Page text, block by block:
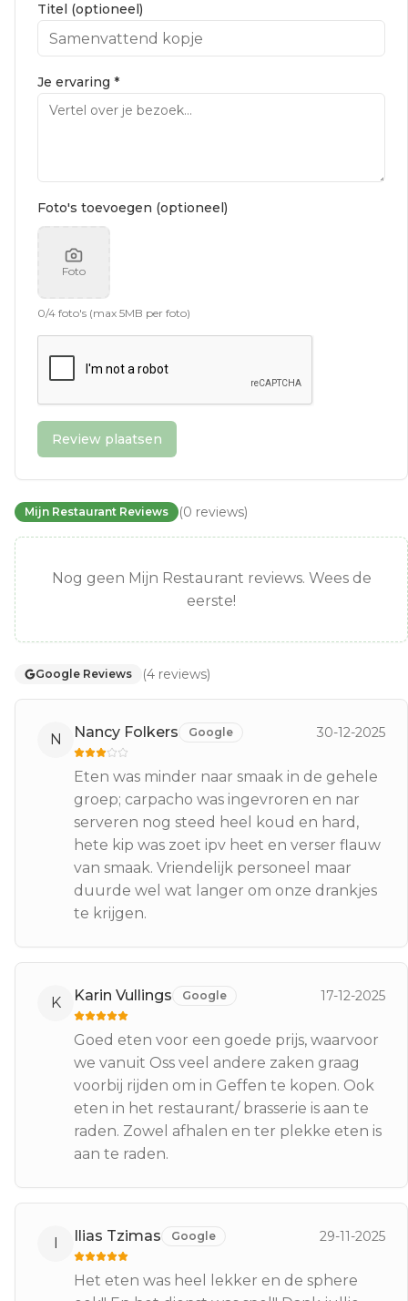
Titel (optioneel)
Je ervaring *
Foto's toevoegen (optioneel)
Foto
0/4 foto's (max 5MB per foto)
Review plaatsen
Mijn Restaurant Reviews (0 reviews)
Nog geen Mijn Restaurant reviews. Wees de
eerste!
Google Reviews (4 reviews)
N Nancy Folkers Google 30-12-2025
Eten was minder naar smaak in de gehele
groep; carpacho was ingevroren en nar
serveren nog steed heel koud en hard,
hete kip was zoet ipv heet en verser flauw
van smaak. Vriendelijk personeel maar
duurde wel wat langer om onze drankjes
te krijgen.
K Karin Vullings Google 17-12-2025
Goed eten voor een goede prijs, waarvoor
we vanuit Oss veel andere zaken graag
voorbij rijden om in Geffen te kopen. Ook
eten in het restaurant/ brasserie is aan te
raden. Zowel afhalen en ter plekke eten is
aan te raden.
I Ilias Tzimas Google 29-11-2025
Het eten was heel lekker en de sphere